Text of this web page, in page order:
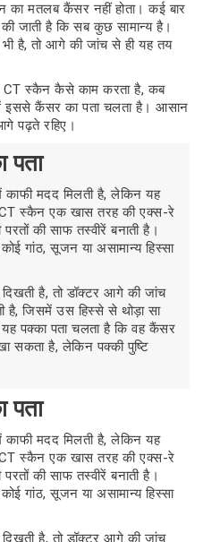
का मतलब कैंसर नहीं होता। कई बार
जाती है कि सब कुछ सामान्य है।
है, तो आगे की जांच से ही यह तय
स्कैन कैसे काम करता है, कब
कैंसर का पता चलता है। आसान
पढ़ते रहिए।
पता
मदद मिलती है, लेकिन यह
स्कैन एक खास तरह की एक्स-रे
की साफ तस्वीरें बनाती है।
गांठ, सूजन या असामान्य हिस्सा
है, तो डॉक्टर आगे की जांच
है, जिसमें उस हिस्से से थोड़ा सा
पक्का पता चलता है कि वह कैंसर
सकता है, लेकिन पक्की पुष्टि
पता
मदद मिलती है, लेकिन यह
स्कैन एक खास तरह की एक्स-रे
की साफ तस्वीरें बनाती है।
गांठ, सूजन या असामान्य हिस्सा
है, तो डॉक्टर आगे की जांच